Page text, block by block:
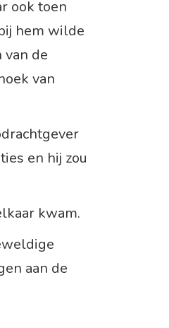
ook toen
hem wilde
de
van
en hij zou
kwam.
aan de